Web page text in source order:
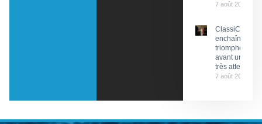
7 août 2026
ClassiCahors
enchaîne les
triomphes
avant un final
très attendu
7 août 2026